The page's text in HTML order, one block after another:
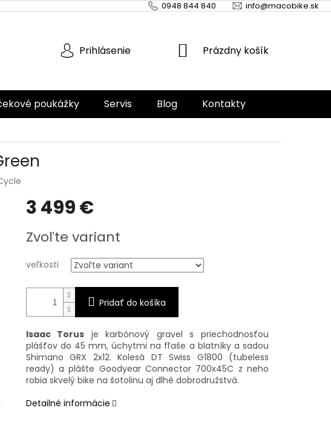
0948 844 840 info@macobike.sk
Prihlásenie
NÁKUPNÝ
Prázdny košík
poukážky Servis Blog Kontakty
3 499 €
cena:
Zvoľte variant
veľkosti
Pridať do košíka
Isaac Torus je karbónový gravel s priechodnosťou
plášťov do 45 mm, úchytmi na fľaše a blatníky a sadou
Shimano GRX 2x12. Kolesá DT Swiss G1800 (tubeless
ready) a plášte Goodyear Connector 700x45C z neho
robia skvelý bike na šotolinu aj dlhé dobrodružstvá.
Detailné informácie